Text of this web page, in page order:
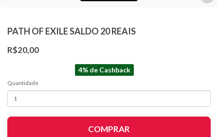
PATH OF EXILE SALDO 20 REAIS
R$20,00
4% de Cashback
Quantidade
COMPRAR